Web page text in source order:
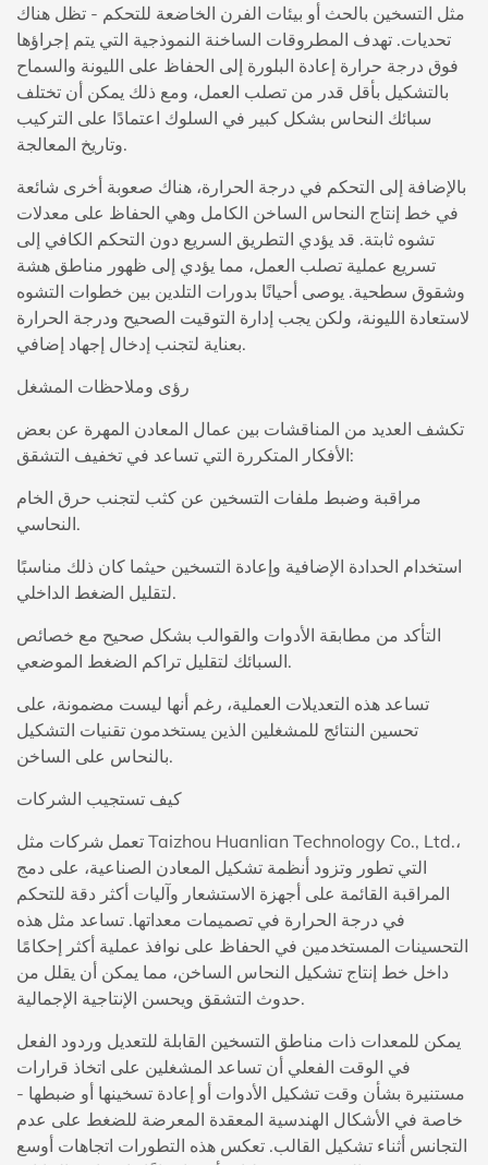
مثل التسخين بالحث أو بيئات الفرن الخاضعة للتحكم - تظل هناك
تحديات. تهدف المطروقات الساخنة النموذجية التي يتم إجراؤها
فوق درجة حرارة إعادة البلورة إلى الحفاظ على الليونة والسماح
بالتشكيل بأقل قدر من تصلب العمل، ومع ذلك يمكن أن تختلف
سبائك النحاس بشكل كبير في السلوك اعتمادًا على التركيب
وتاريخ المعالجة.
بالإضافة إلى التحكم في درجة الحرارة، هناك صعوبة أخرى شائعة
في خط إنتاج النحاس الساخن الكامل وهي الحفاظ على معدلات
تشوه ثابتة. قد يؤدي التطريق السريع دون التحكم الكافي إلى
تسريع عملية تصلب العمل، مما يؤدي إلى ظهور مناطق هشة
وشقوق سطحية. يوصى أحيانًا بدورات التلدين بين خطوات التشوه
لاستعادة الليونة، ولكن يجب إدارة التوقيت الصحيح ودرجة الحرارة
بعناية لتجنب إدخال إجهاد إضافي.
رؤى وملاحظات المشغل
تكشف العديد من المناقشات بين عمال المعادن المهرة عن بعض
الأفكار المتكررة التي تساعد في تخفيف التشقق:
مراقبة وضبط ملفات التسخين عن كثب لتجنب حرق الخام
النحاسي.
استخدام الحدادة الإضافية وإعادة التسخين حيثما كان ذلك مناسبًا
لتقليل الضغط الداخلي.
التأكد من مطابقة الأدوات والقوالب بشكل صحيح مع خصائص
السبائك لتقليل تراكم الضغط الموضعي.
تساعد هذه التعديلات العملية، رغم أنها ليست مضمونة، على
تحسين النتائج للمشغلين الذين يستخدمون تقنيات التشكيل
بالنحاس على الساخن.
كيف تستجيب الشركات
تعمل شركات مثل Taizhou Huanlian Technology Co., Ltd.،
التي تطور وتزود أنظمة تشكيل المعادن الصناعية، على دمج
المراقبة القائمة على أجهزة الاستشعار وآليات أكثر دقة للتحكم
في درجة الحرارة في تصميمات معداتها. تساعد مثل هذه
التحسينات المستخدمين في الحفاظ على نوافذ عملية أكثر إحكامًا
داخل خط إنتاج تشكيل النحاس الساخن، مما يمكن أن يقلل من
حدوث التشقق ويحسن الإنتاجية الإجمالية.
يمكن للمعدات ذات مناطق التسخين القابلة للتعديل وردود الفعل
في الوقت الفعلي أن تساعد المشغلين على اتخاذ قرارات
مستنيرة بشأن وقت تشكيل الأدوات أو إعادة تسخينها أو ضبطها -
خاصة في الأشكال الهندسية المعقدة المعرضة للضغط على عدم
التجانس أثناء تشكيل القالب. تعكس هذه التطورات اتجاهات أوسع